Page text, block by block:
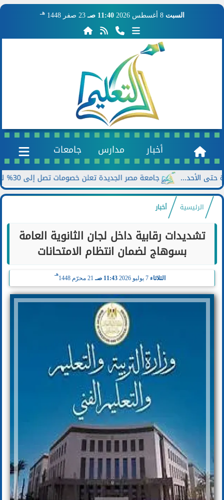
السبت 8 أغسطس 2026 11:40 صـ 23 صفر 1448 هـ
أخبار مدارس جامعات
جامعة مصر الجديدة تعلن خصومات تصل إلى 30% للطلاب الجدد بالتزامن مع...
الرئيسية أخبار
تشديدات رقابية داخل لجان الثانوية العامة
بسوهاج لضمان انتظام الامتحانات
الثلاثاء 11:43 صـ 21 محرّم 1448
هـ